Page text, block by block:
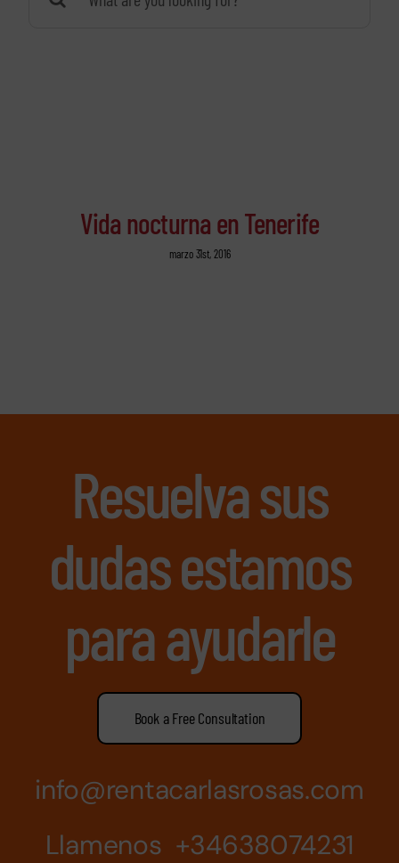
Vida nocturna en Tenerife
marzo 31st, 2016
Resuelva sus
dudas estamos
para ayudarle
Book a Free Consultation
info@rentacarlasrosas.com
Llamenos +34638074231